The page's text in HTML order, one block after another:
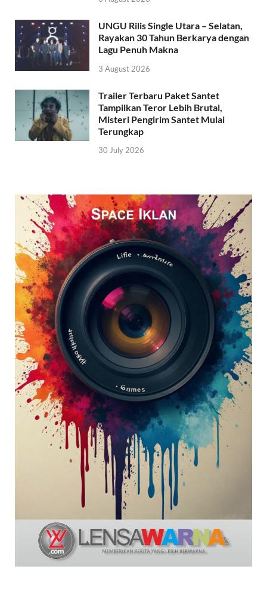
UNGU Rilis Single Utara – Selatan,
Rayakan 30 Tahun Berkarya dengan
Lagu Penuh Makna
3 August 2026
Trailer Terbaru Paket Santet
Tampilkan Teror Lebih Brutal,
Misteri Pengirim Santet Mulai
Terungkap
30 July 2026